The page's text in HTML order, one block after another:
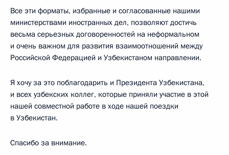
Все эти форматы, избранные и согласованные нашими
министерствами иностранных дел, позволяют достичь
весьма серьезных договоренностей на неформальном
и очень важном для развития взаимоотношений между
Российской Федерацией и Узбекистаном направлении.
Я хочу за это поблагодарить и Президента Узбекистана,
и всех узбекских коллег, которые приняли участие в этой
нашей совместной работе в ходе нашей поездки
в Узбекистан.
Спасибо за внимание.